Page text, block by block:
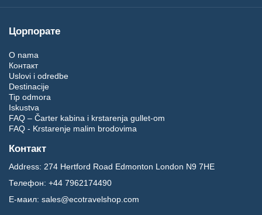
Цорпорате
O nama
Контакт
Uslovi i odredbe
Destinacije
Tip odmora
Iskustva
FAQ – Čarter kabina i krstarenja gullet-om
FAQ - Krstarenje malim brodovima
Контакт
Address: 274 Hertford Road Edmonton London N9 7HE
Телефон: +44 7962174490
Е-маил: sales@ecotravelshop.com